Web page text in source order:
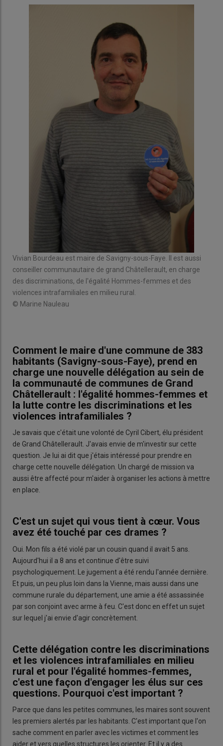
Vivian Bourdeau est maire de Savigny-sous-Faye. Il est aussi
conseiller communautaire de grand Châtellerault, en charge
des discriminations, de l'égalité Hommes-femmes et des
violences intrafamiliales en milieu rural.
© Marine Nauleau
Comment le maire d'une commune de 383
habitants (Savigny-sous-Faye), prend en
charge une nouvelle délégation au sein de
la communauté de communes de Grand
Châtellerault : l'égalité hommes-femmes et
la lutte contre les discriminations et les
violences intrafamiliales ?
Je savais que c'était une volonté de Cyril Cibert, élu président
de Grand Châtellerault. J'avais envie de m'investir sur cette
question. Je lui ai dit que j'étais intéressé pour prendre en
charge cette nouvelle délégation. Un chargé de mission va
aussi être affecté pour m'aider à organiser les actions à mettre
en place.
C'est un sujet qui vous tient à cœur. Vous
avez été touché par ces drames ?
Oui. Mon fils a été violé par un cousin quand il avait 5 ans.
Aujourd'hui il a 8 ans et continue d'être suivi
psychologiquement. Le jugement a été rendu l'année dernière.
Et puis, un peu plus loin dans la Vienne, mais aussi dans une
commune rurale du département, une amie a été assassinée
par son conjoint avec arme à feu. C'est donc en effet un sujet
sur lequel j'ai envie d'agir concrètement.
Cette délégation contre les discriminations
et les violences intrafamiliales en milieu
rural et pour l'égalité hommes-femmes,
c'est une façon d'engager les élus sur ces
questions. Pourquoi c'est important ?
Parce que dans les petites communes, les maires sont souvent
les premiers alertés par les habitants. C'est important que l'on
sache comment en parler avec les victimes et comment les
aider et vers quelles structures les orienter. Et il y a des